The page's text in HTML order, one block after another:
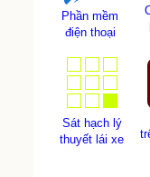
Phần mềm
điện thoại
Sát hạch lý
thuyết lái xe